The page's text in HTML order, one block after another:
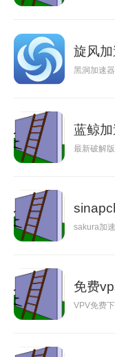
旋风
黑洞加速
蓝鲸
最新破解
sakura加
免费
VPV免费